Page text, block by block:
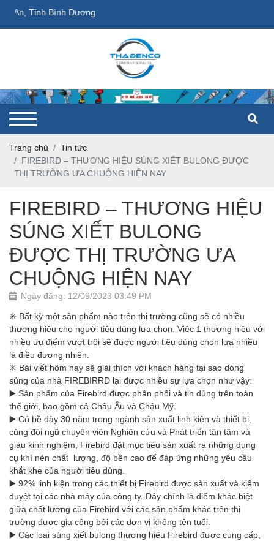
Tỉnh Bình Dương
Trang chủ
Tin tức
FIREBIRD – THƯƠNG HIỆU SÚNG XIẾT BULONG ĐƯỢC
THỊ TRƯỜNG ƯA CHUỘNG HIỆN NAY
FIREBIRD – THƯƠNG HIỆU
SÚNG XIẾT BULONG
ĐƯỢC THỊ TRƯỜNG ƯA
CHUỘNG HIỆN NAY
Ngày đăng: 12/09/2023 03:49 PM
✳️ Bất kỳ một sản phẩm nào trên thị trường cũng sẽ có nhiều
thương hiệu cho người tiêu dùng lựa chọn. Việc 1 thương hiệu với
nhiều ưu điểm vượt trội sẽ được người tiêu dùng chọn lựa nhiều
là điều đương nhiên.
✳️ Bài viết hôm nay sẽ giải thích với khách hàng tại sao dòng
súng của nhà FIREBIRRD lại được nhiều sự lựa chọn như vậy:
▶️ Sản phẩm của Firebird được phân phối và tin dùng trên toàn
thế giới, bao gồm cả Châu Âu và Châu Mỹ.
▶️ Có bề dày 30 năm trong ngành sản xuất linh kiện và thiết bị,
cùng đội ngũ chuyên viên Nghiên cứu và Phát triển tận tâm và
giàu kinh nghiệm, Firebird đặt mục tiêu sản xuất ra những dụng
cụ khí nén chất lượng, độ bền cao để đáp ứng những yêu cầu
khắt khe của người tiêu dùng.
▶️ 92% linh kiện trong các thiết bị Firebird được sản xuất và kiểm
duyệt tại các nhà máy của công ty. Đây chính là điểm khác biệt
giữa chất lượng của Firebird với các sản phẩm khác trên thị
trường được gia công bởi các đơn vị không tên tuổi.
▶️ Các loại súng xiết bulong thương hiệu Firebird được cung cấp,